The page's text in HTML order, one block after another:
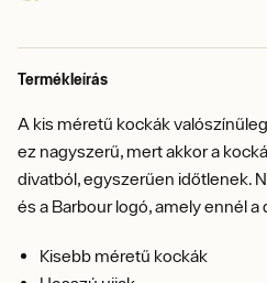
Termékleírás
A kis méretű kockák
ez nagyszerű, mert akkor a
divatból, egyszerűen időtlenek.
és a Barbour logó, amely ennél a
Kisebb méretű kockák